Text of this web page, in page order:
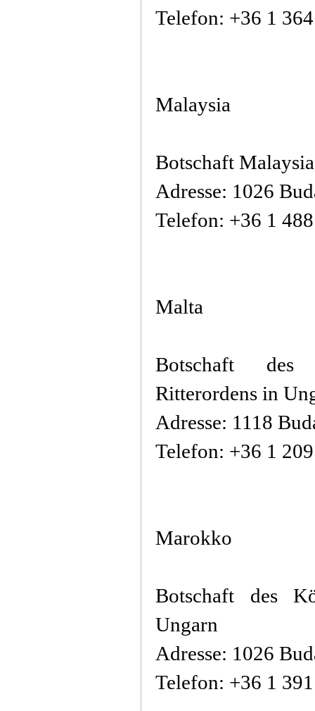
Telefon: +36 1
Malaysia
Botschaft
Adresse: 1026
Telefon: +36 1
Malta
Botschaft des
Ritterordens in
Adresse: 1118
Telefon: +36 1
Marokko
Botschaft des
Ungarn
Adresse: 1026
Telefon: +36 1